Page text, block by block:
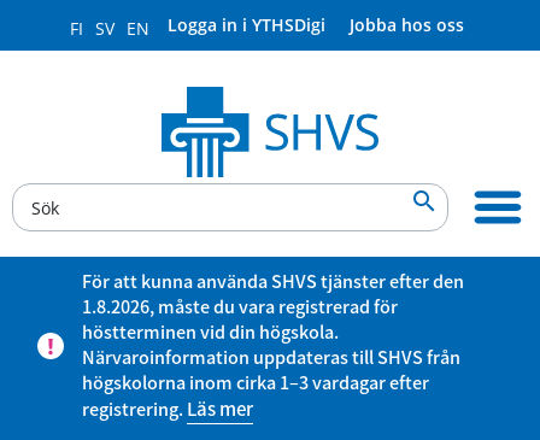
FI SV EN Logga in i YTHSDigi Jobba hos oss

För att kunna använda SHVS tjänster efter den
1.8.2026, måste du vara registrerad för
höstterminen vid din högskola.
Närvaroinformation uppdateras till SHVS från
högskolorna inom cirka 1–3 vardagar efter
registrering.Läs mer